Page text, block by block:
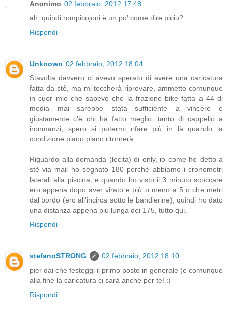
Anonimo 02 febbraio, 2012 17:48
ah, quindi rompicojoni è un po' come dire piciu?
Rispondi
Unknown 02 febbraio, 2012 18:04
Stavolta davvero ci avevo sperato di avere una caricatura
fatta da stè, ma mi toccherà riprovare, ammetto comunque
in cuor mio che sapevo che la frazione bike fatta a 44 di
media mai sarebbe stata sufficiente a vincere e
giustamente c'è chi ha fatto meglio, tanto di cappello a
ironmanzi, spero si potermi rifare più in là quando la
condizione piano piano ritornerà.
Riguardo alla domanda (lecita) di only, io come ho detto a
stè via mail ho segnato 180 perché abbiamo i cronometri
laterali alla piscina, e quando ho visto il 3 minuto scoccare
ero appena dopo aver virato e più o meno a 5 o che metri
dal bordo (ero all'incirca sotto le bandierine), quindi ho dato
una distanza appena più lunga dei 175, tutto qui.
Rispondi
stefanoSTRONG
02 febbraio, 2012 18:10
pier dai che festeggi il primo posto in generale (e comunque
alla fine la caricatura ci sarà anche per te! :)
Rispondi